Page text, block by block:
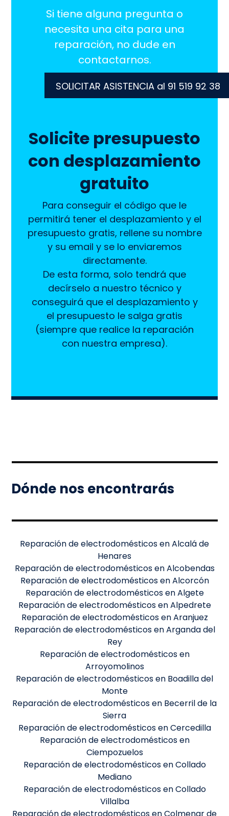
Si tiene alguna pregunta o
necesita una cita para una
reparación, no dude en
contactarnos.
SOLICITAR ASISTENCIA al 91 519 92 38
Solicite presupuesto
con desplazamiento
gratuito
Para conseguir el código que le
permitirá tener el desplazamiento y el
presupuesto gratis, rellene su nombre
y su email y se lo enviaremos
directamente.
De esta forma, solo tendrá que
decírselo a nuestro técnico y
conseguirá que el desplazamiento y
el presupuesto le salga gratis
(siempre que realice la reparación
con nuestra empresa).
Dónde nos encontrarás
Reparación de electrodomésticos en Alcalá de
Henares
Reparación de electrodomésticos en Alcobendas
Reparación de electrodomésticos en Alcorcón
Reparación de electrodomésticos en Algete
Reparación de electrodomésticos en Alpedrete
Reparación de electrodomésticos en Aranjuez
Reparación de electrodomésticos en Arganda del
Rey
Reparación de electrodomésticos en
Arroyomolinos
Reparación de electrodomésticos en Boadilla del
Monte
Reparación de electrodomésticos en Becerril de la
Sierra
Reparación de electrodomésticos en Cercedilla
Reparación de electrodomésticos en
Ciempozuelos
Reparación de electrodomésticos en Collado
Mediano
Reparación de electrodomésticos en Collado
Villalba